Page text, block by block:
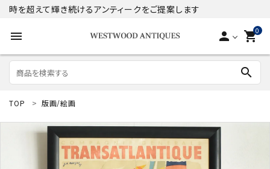
時を超えて輝き続けるアンティークをご提案します
menu person 0
shopping_cart
search
ACCOUNT MENU
TOP 版画/絵画